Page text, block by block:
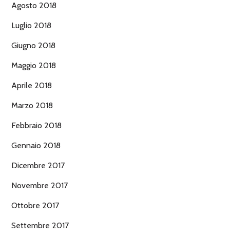
Agosto 2018
Luglio 2018
Giugno 2018
Maggio 2018
Aprile 2018
Marzo 2018
Febbraio 2018
Gennaio 2018
Dicembre 2017
Novembre 2017
Ottobre 2017
Settembre 2017